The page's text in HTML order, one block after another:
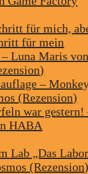
für mich,
für mein
Luna Maris von
–
(Rezension)
war gestern!
HABA
Lab „Das Labor
(Rezension)